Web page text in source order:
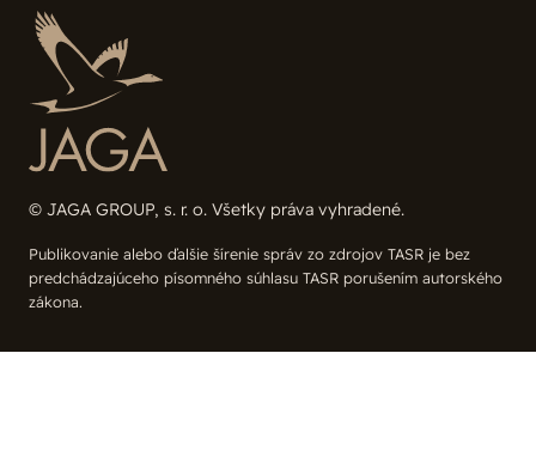
© JAGA GROUP, s. r. o. Všetky práva vyhradené.
Publikovanie alebo ďalšie šírenie správ zo zdrojov TASR je bez
predchádzajúceho písomného súhlasu TASR porušením autorského
zákona.